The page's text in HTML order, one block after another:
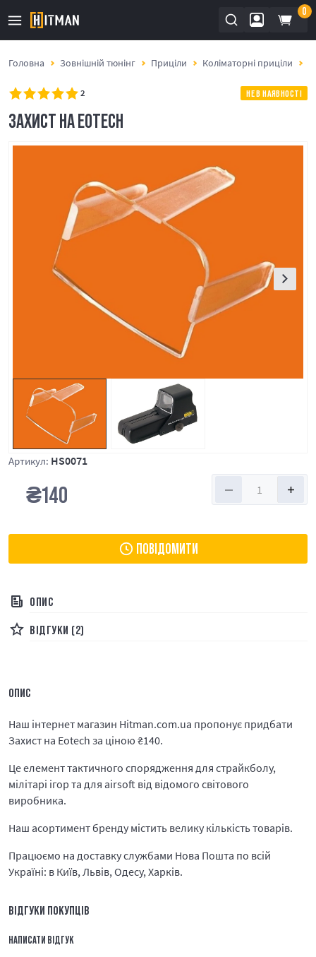
0
Головна Зовнішній тюнінг Приціли Коліматорні приціли
2 НЕ В НАЯВНОСТІ
ЗАХИСТ НА EOTECH
Артикул: HS0071
₴140
ПОВІДОМИТИ
ОПИС
ВІДГУКИ (2)
ОПИС
Наш інтернет магазин Hitman.com.ua пропонує придбати
Захист на Eotech за ціною ₴140.
Це елемент тактичного спорядження для страйкболу,
мілітарі ігор та для airsoft від відомого світового
виробника.
Наш асортимент бренду містить велику кількість товарів.
Працюємо на доставку службами Нова Пошта по всій
Україні: в Київ, Львів, Одесу, Харків.
ВІДГУКИ ПОКУПЦІВ
НАПИСАТИ ВІДГУК